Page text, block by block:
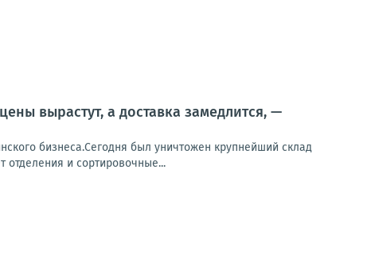
вырастут, а доставка замедлится, —
бизнеса.Сегодня был уничтожен крупнейший склад
отделения и сортировочные...